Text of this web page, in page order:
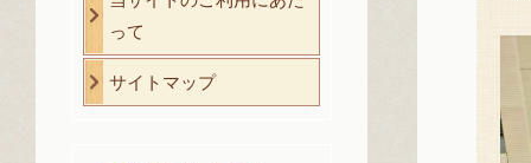
って
サイトマップ